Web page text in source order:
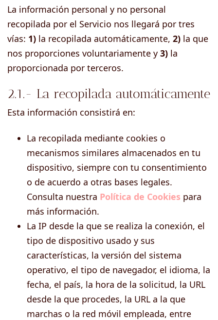
La información personal y no personal
recopilada por el Servicio nos llegará por tres
vías: 1) la recopilada automáticamente, 2) la que
nos proporciones voluntariamente y 3) la
proporcionada por terceros.
2.1.- La recopilada automáticamente
Esta información consistirá en:
La recopilada mediante cookies o
mecanismos similares almacenados en tu
dispositivo, siempre con tu consentimiento
o de acuerdo a otras bases legales.
Consulta nuestra Política de Cookies para
más información.
La IP desde la que se realiza la conexión, el
tipo de dispositivo usado y sus
características, la versión del sistema
operativo, el tipo de navegador, el idioma, la
fecha, el país, la hora de la solicitud, la URL
desde la que procedes, la URL a la que
marchas o la red móvil empleada, entre